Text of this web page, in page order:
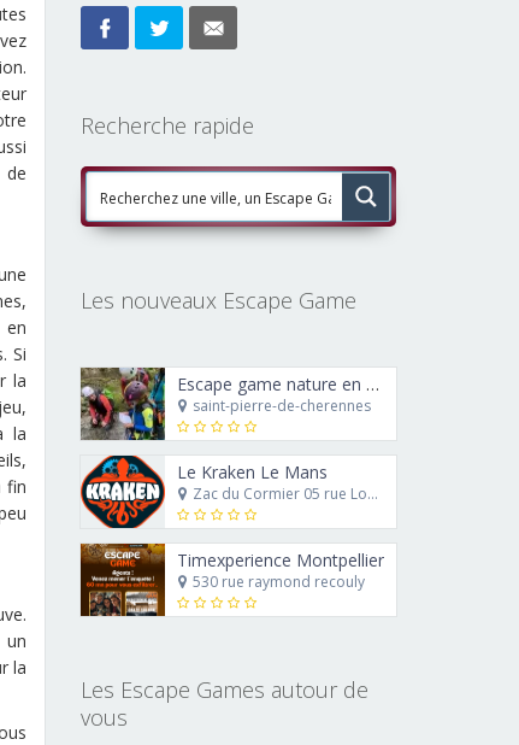
de
en
Si
la
la
fin
la
Recherche rapide
Les nouveaux Escape Game
Escape game nature en canyoning : le trésor de Ra’Carmes le rouge
saint-pierre-de-cherennes
Le Kraken Le Mans
Zac du Cormier 05 rue Louis Blériot 72230 Mulsanne
Timexperience Montpellier
530 rue raymond recouly
Les Escape Games autour de
vous